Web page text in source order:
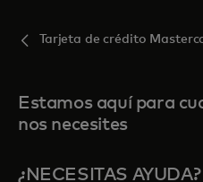
Tarjeta de crédito
Estamos aquí para
nos necesites
¿NECESITAS AYUDA?